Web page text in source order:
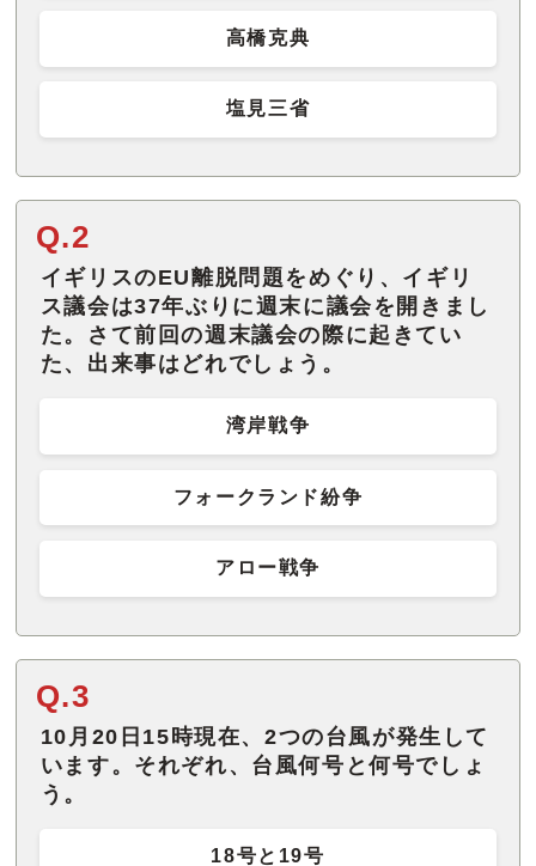
高橋克典
塩見三省
Q.2
イギリスのEU離脱問題をめぐり、イギリ
ス議会は37年ぶりに週末に議会を開きまし
た。さて前回の週末議会の際に起きてい
た、出来事はどれでしょう。
湾岸戦争
フォークランド紛争
アロー戦争
Q.3
10月20日15時現在、2つの台風が発生して
います。それぞれ、台風何号と何号でしょ
う。
18号と19号